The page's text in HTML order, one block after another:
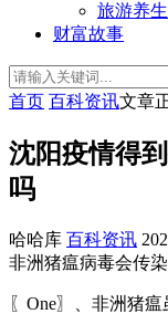
旅游养生
财富故事
首页 百科资讯文章
沈阳疫情得
吗
哈哈库 百科资讯
非洲猪瘟病毒会传
〖One〗、非洲猪